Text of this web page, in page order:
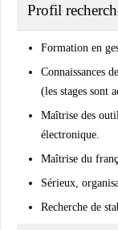
Profil
Formation en
Connaissances
(les stages sont
Maîtrise des
électronique.
Maîtrise du
Sérieux,
Recherche de